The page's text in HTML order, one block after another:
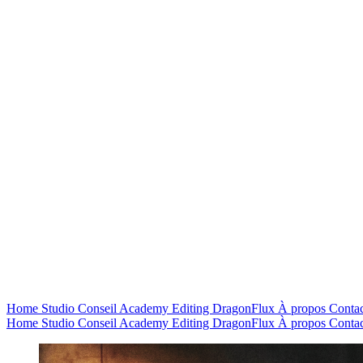
Home Studio Conseil Academy Editing DragonFlux À propos
Home Studio Conseil Academy Editing DragonFlux À propos